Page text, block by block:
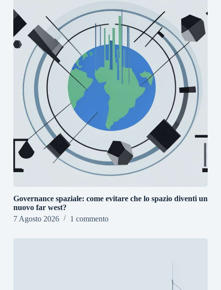
Governance spaziale: come evitare che lo spazio diventi un
nuovo far west?
7 Agosto 2026
1 commento